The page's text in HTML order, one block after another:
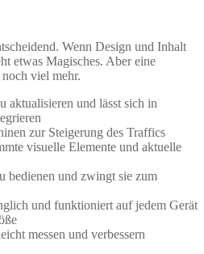
Wenn Design und Inhalt
etwas Magisches. Aber eine
viel mehr.
aktualisieren und lässt sich in
zur Steigerung des Traffics
visuelle Elemente und aktuelle
bedienen und zwingt sie zum
und funktioniert auf jedem Gerät
messen und verbessern